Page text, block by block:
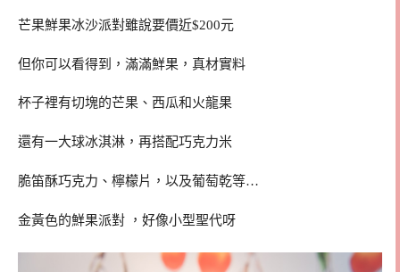
芒果鮮果冰沙派對雖說要價近$200元
但你可以看得到，滿滿鮮果，真材實料
杯子裡有切塊的芒果、西瓜和火龍果
還有一大球冰淇淋，再搭配巧克力米
脆笛酥巧克力、檸檬片，以及葡萄乾等…
金黃色的鮮果派對 ，好像小型聖代呀